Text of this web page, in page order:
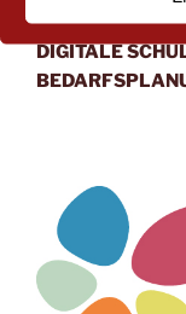
Beitrag
DIGITALE